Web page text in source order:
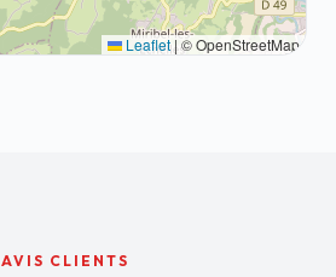
Leaflet|© OpenStreetMap
AVIS CLIENTS